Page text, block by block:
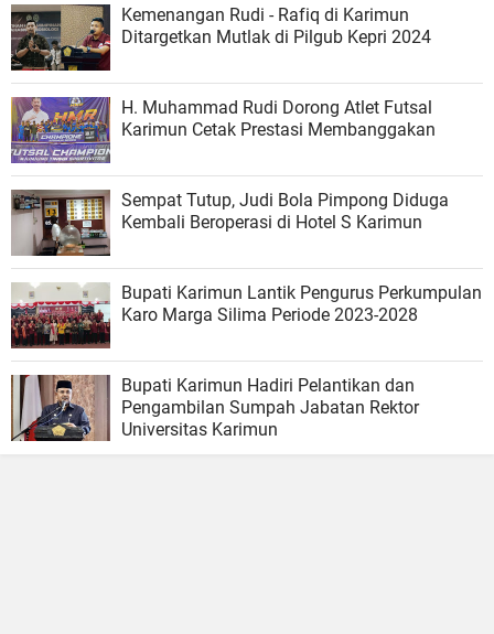
Kemenangan Rudi - Rafiq di Karimun
Ditargetkan Mutlak di Pilgub Kepri 2024
H. Muhammad Rudi Dorong Atlet Futsal
Karimun Cetak Prestasi Membanggakan
Sempat Tutup, Judi Bola Pimpong Diduga
Kembali Beroperasi di Hotel S Karimun
Bupati Karimun Lantik Pengurus Perkumpulan
Karo Marga Silima Periode 2023-2028
Bupati Karimun Hadiri Pelantikan dan
Pengambilan Sumpah Jabatan Rektor
Universitas Karimun